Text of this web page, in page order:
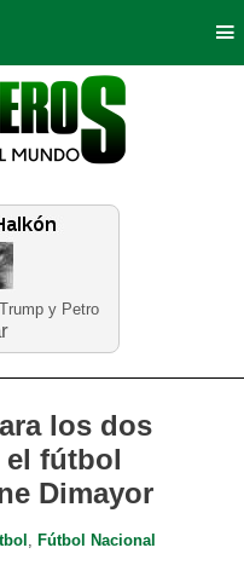
y Petro
Bogotá
Deportes
Neira
los dos
fútbol
Dimayor
, Fútbol Nacional